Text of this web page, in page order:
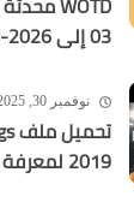
03 إلى 2026-08-09
نوفمبر 30, 2025
2019 لمعرفة إمكانيات تشغيل اللعبة